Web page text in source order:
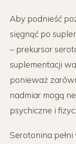
Aby podnieść
sięgnąć po
– prekursor
suplementacji
ponieważ
nadmiar mogą
psychiczne i
Serotonina